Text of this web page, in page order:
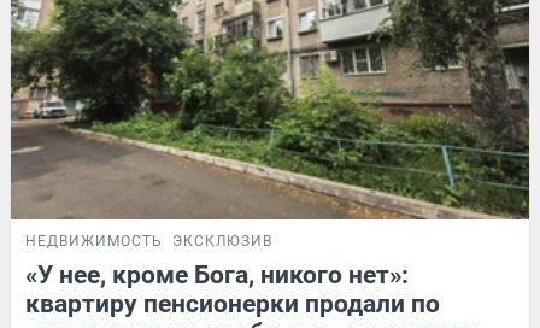
НЕДВИЖИМОСТЬ ЭКСКЛЮЗИВ
«У нее, кроме Бога, никого нет»:
квартиру пенсионерки продали по